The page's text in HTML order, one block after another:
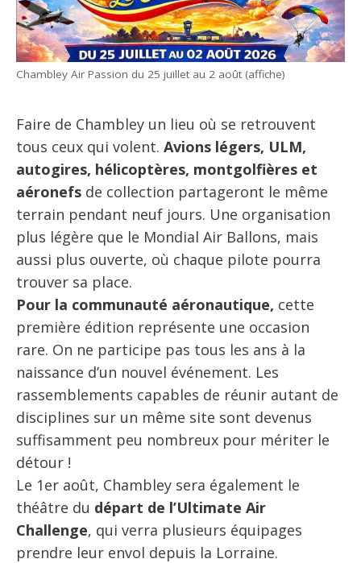
Chambley Air Passion du 25 juillet au 2 août (affiche)
Faire de Chambley un lieu où se retrouvent
tous ceux qui volent. Avions légers, ULM,
autogires, hélicoptères, montgolfières et
aéronefs de collection partageront le même
terrain pendant neuf jours. Une organisation
plus légère que le Mondial Air Ballons, mais
aussi plus ouverte, où chaque pilote pourra
trouver sa place.
Pour la communauté aéronautique, cette
première édition représente une occasion
rare. On ne participe pas tous les ans à la
naissance d’un nouvel événement. Les
rassemblements capables de réunir autant de
disciplines sur un même site sont devenus
suffisamment peu nombreux pour mériter le
détour !
Le 1er août, Chambley sera également le
théâtre du départ de l’Ultimate Air
Challenge, qui verra plusieurs équipages
prendre leur envol depuis la Lorraine.